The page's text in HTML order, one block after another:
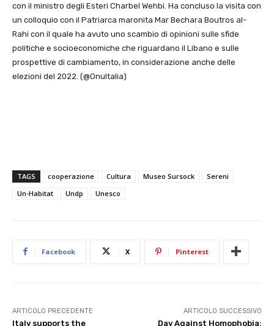
con il ministro degli Esteri Charbel Wehbi. Ha concluso la visita con
un colloquio con il Patriarca maronita Mar Bechara Boutros al-
Rahi con il quale ha avuto uno scambio di opinioni sulle sfide
politiche e socioeconomiche che riguardano il Libano e sulle
prospettive di cambiamento, in considerazione anche delle
elezioni del 2022. (@OnuItalia)
TAGS cooperazione Cultura Museo Sursock
Sereni
Un-Habitat
Undp Unesco
Facebook X Pinterest
ARTICOLO PRECEDENTE
Italy supports the
ARTICOLO SUCCESSIVO
Day Against Homophobia: